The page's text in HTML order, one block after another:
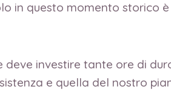
in questo momento storico
investire tante ore di
e quella del nostro